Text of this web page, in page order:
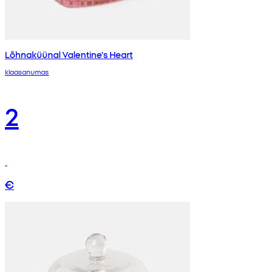
Lõhnaküünal Valentine's Heart
klaasanumas
2
€